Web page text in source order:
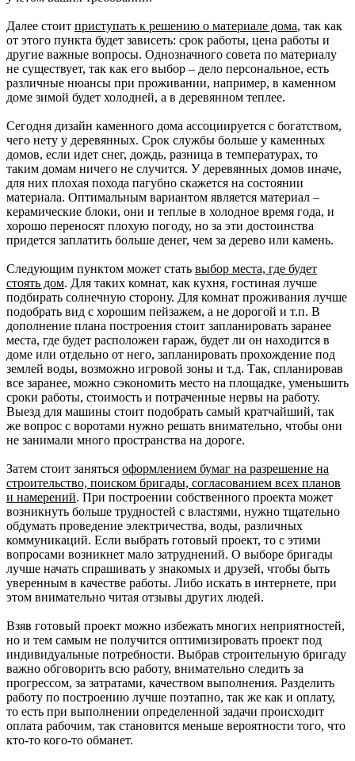
Далее стоит приступать к решению о материале дома, так как
от этого пункта будет зависеть: срок работы, цена работы и
другие важные вопросы. Однозначного совета по материалу
не существует, так как его выбор – дело персональное, есть
различные нюансы при проживании, например, в каменном
доме зимой будет холодней, а в деревянном теплее.
Сегодня дизайн каменного дома ассоциируется с богатством,
чего нету у деревянных. Срок службы больше у каменных
домов, если идет снег, дождь, разница в температурах, то
таким домам ничего не случится. У деревянных домов иначе,
для них плохая похода пагубно скажется на состоянии
материала. Оптимальным вариантом является материал –
керамические блоки, они и теплые в холодное время года, и
хорошо переносят плохую погоду, но за эти достоинства
придется заплатить больше денег, чем за дерево или камень.
Следующим пунктом может стать выбор места, где будет
стоять дом. Для таких комнат, как кухня, гостиная лучше
подбирать солнечную сторону. Для комнат проживания лучше
подобрать вид с хорошим пейзажем, а не дорогой и т.п. В
дополнение плана построения стоит запланировать заранее
места, где будет расположен гараж, будет ли он находится в
доме или отдельно от него, запланировать прохождение под
землей воды, возможно игровой зоны и т.д. Так, спланировав
все заранее, можно сэкономить место на площадке, уменьшить
сроки работы, стоимость и потраченные нервы на работу.
Выезд для машины стоит подобрать самый кратчайший, так
же вопрос с воротами нужно решать внимательно, чтобы они
не занимали много пространства на дороге.
Затем стоит заняться оформлением бумаг на разрешение на
строительство, поиском бригады, согласованием всех планов
и намерений. При построении собственного проекта может
возникнуть больше трудностей с властями, нужно тщательно
обдумать проведение электричества, воды, различных
коммуникаций. Если выбрать готовый проект, то с этими
вопросами возникнет мало затруднений. О выборе бригады
лучше начать спрашивать у знакомых и друзей, чтобы быть
уверенным в качестве работы. Либо искать в интернете, при
этом внимательно читая отзывы других людей.
Взяв готовый проект можно избежать многих неприятностей,
но и тем самым не получится оптимизировать проект под
индивидуальные потребности. Выбрав строительную бригаду
важно обговорить всю работу, внимательно следить за
прогрессом, за затратами, качеством выполнения. Разделить
работу по построению лучше поэтапно, так же как и оплату,
то есть при выполнении определенной задачи происходит
оплата рабочим, так становится меньше вероятности того, что
кто-то кого-то обманет.